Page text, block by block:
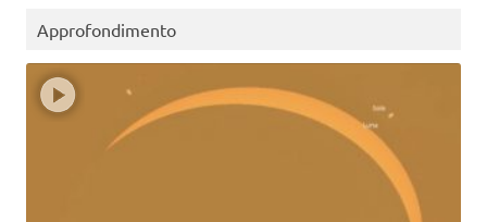
Approfondimento